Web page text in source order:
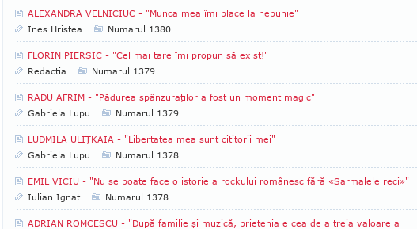
ALEXANDRA VELNICIUC - "Munca mea îmi place la nebunie"
Ines Hristea
Numarul 1380
FLORIN PIERSIC - "Cel mai tare îmi propun să exist!"
Redactia
Numarul 1379
RADU AFRIM - "Pădurea spânzuraţilor a fost un moment magic"
Gabriela Lupu
Numarul 1379
LUDMILA ULIŢKAIA - "Libertatea mea sunt cititorii mei"
Gabriela Lupu
Numarul 1378
EMIL VICIU - "Nu se poate face o istorie a rockului românesc fără «Sarmalele reci»"
Iulian Ignat
Numarul 1378
ADRIAN ROMCESCU - "După familie şi muzică, prietenia e cea de a treia valoare a